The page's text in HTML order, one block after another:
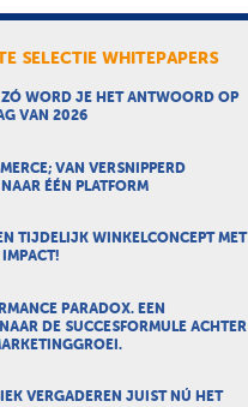
SELECTIE WHITEPAPERS
ZÓ WORD JE HET ANTWOORD OP
VAN 2026
VAN VERSNIPPERD
NAAR ÉÉN PLATFORM
TIJDELIJK WINKELCONCEPT MET
PARADOX. EEN
DE SUCCESFORMULE ACHTER
VERGADEREN JUIST NÚ HET